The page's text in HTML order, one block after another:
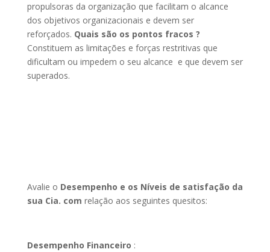
propulsoras da organização que facilitam o alcance
dos objetivos organizacionais e devem ser
reforçados. Quais são os pontos fracos ?
Constituem as limitações e forças restritivas que
dificultam ou impedem o seu alcance e que devem ser
superados.
Avalie o Desempenho e os Níveis de satisfação da
sua Cia. com relação aos seguintes quesitos:
Desempenho Financeiro :